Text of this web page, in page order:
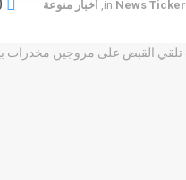
in News Ticker
, أخبار منوعة